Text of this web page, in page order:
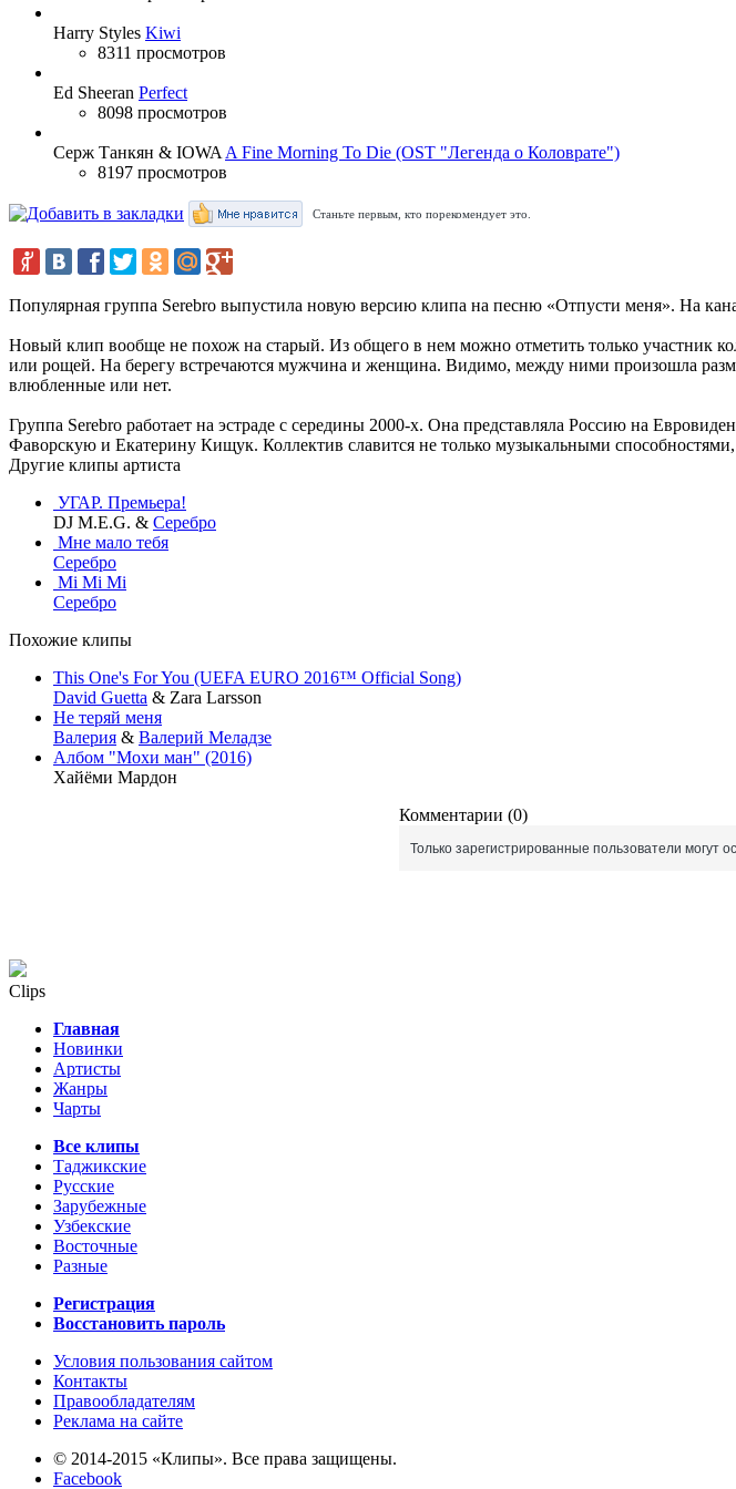
Harry Styles Kiwi
8311 просмотров
Ed Sheeran Perfect
8098 просмотров
Серж Танкян & IOWA A Fine Morning To Die (OST "Легенда о Коловрате")
8197 просмотров
Станьте первым, кто порекомендует это.
Популярная группа Serebro выпустила новую версию клипа на песню «Отпусти меня». На
Новый клип вообще не похож на старый. Из общего в нем можно отметить только участник
или рощей. На берегу встречаются мужчина и женщина. Видимо, между ними произошла
влюбленные или нет.
Группа Serebro работает на эстраде с середины 2000-х. Она представляла Россию на
Фаворскую и Екатерину Кищук. Коллектив славится не только музыкальными
Другие клипы артиста
УГАР. Премьера!
DJ M.E.G. & Серебро
Мне мало тебя
Серебро
Mi Mi Mi
Серебро
Похожие клипы
This One's For You (UEFA EURO 2016™ Official Song)
David Guetta & Zara Larsson
Не теряй меня
Валерия & Валерий Меладзе
Албом "Мохи ман" (2016)
Хайёми Мардон
Комментарии (0)
Только зарегистрированные пользователи могут
Clips
Главная
Новинки
Артисты
Жанры
Чарты
Все клипы
Таджикские
Русские
Зарубежные
Узбекские
Восточные
Разные
Регистрация
Восстановить пароль
Условия пользования сайтом
Контакты
Правообладателям
Реклама на сайте
© 2014-2015 «Клипы». Все права защищены.
Facebook